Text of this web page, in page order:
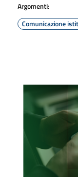
Argomenti:
Comunicazione